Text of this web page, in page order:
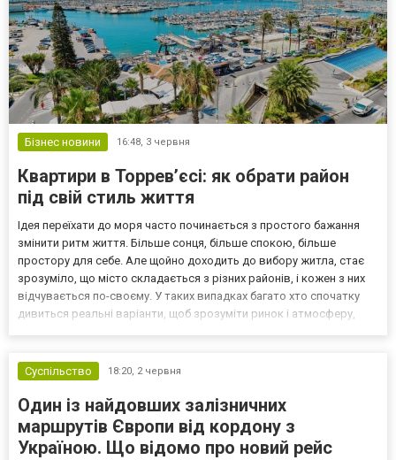
Бізнес новини 16:48, 3 червня
Квартири в Торрев’єсі: як обрати район
під свій стиль життя
Ідея переїхати до моря часто починається з простого бажання
змінити ритм життя. Більше сонця, більше спокою, більше
простору для себе. Але щойно доходить до вибору житла, стає
зрозуміло, що місто складається з різних районів, і кожен з них
відчувається по-своєму. У таких випадках багато хто спочатку
дивиться реальні варіанти, щоб зрозуміти ринок і атмосферу,
Суспільство
18:20, 2 червня
Один із найдовших залізничних
маршрутів Європи від кордону з
Україною. Що відомо про новий рейс